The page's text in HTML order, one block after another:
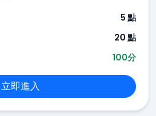
5 點
20 點
100分
立即進入